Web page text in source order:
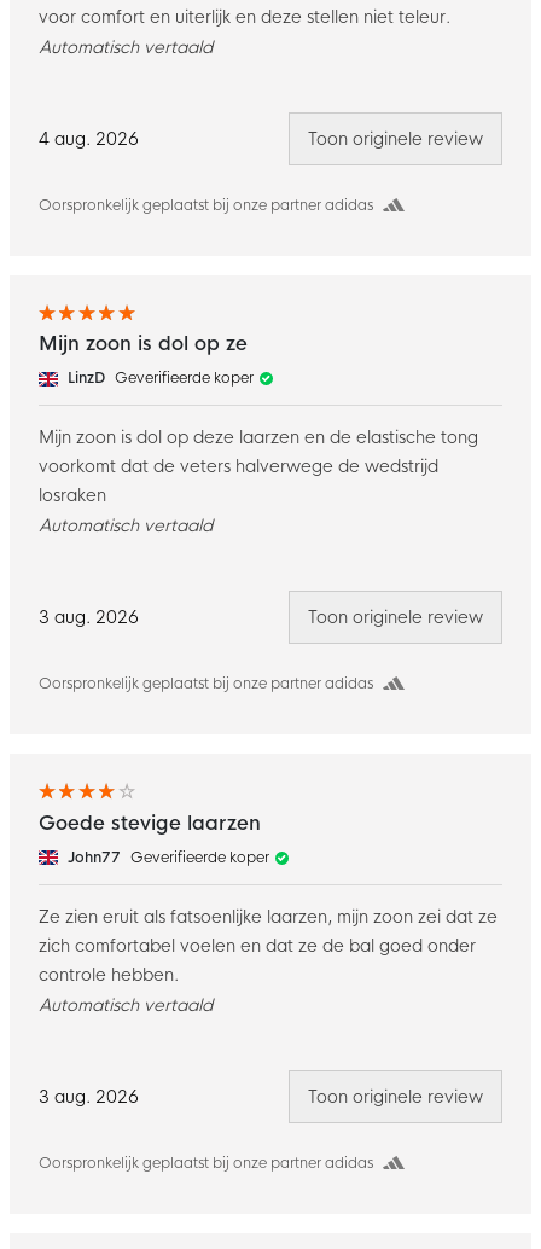
4 aug. 2026
Oorspronkelijk geplaatst bij onze partner adidas
voor comfort en uiterlijk en deze stellen niet teleur.
Automatisch vertaald
Toon originele review
3 aug. 2026
Oorspronkelijk geplaatst bij onze partner adidas
Mijn zoon is dol op ze
LinzD Geverifieerde koper
Mijn zoon is dol op deze laarzen en de elastische tong
voorkomt dat de veters halverwege de wedstrijd
losraken
Automatisch vertaald
Toon originele review
3 aug. 2026
Oorspronkelijk geplaatst bij onze partner adidas
Goede stevige laarzen
John77 Geverifieerde koper
Ze zien eruit als fatsoenlijke laarzen, mijn zoon zei dat ze
zich comfortabel voelen en dat ze de bal goed onder
controle hebben.
Automatisch vertaald
Toon originele review